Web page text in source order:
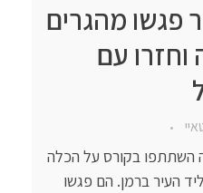
פגשו מהגרים
וחזרו עם
השתתפו בקורס על הכלה
העיר ברמן. הם פגשו